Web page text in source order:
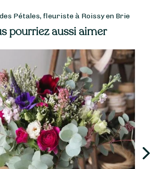
Pétales, fleuriste à Roissy en Brie
pourriez aussi aimer